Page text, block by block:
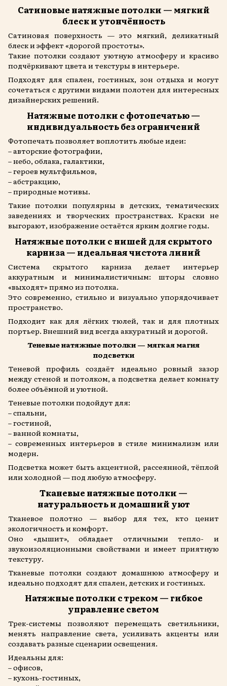
Сатиновые натяжные потолки — мягкий
блеск и утончённость
Сатиновая поверхность — это мягкий, деликатный
блеск и эффект «дорогой простоты».
Такие потолки создают уютную атмосферу и красиво
подчёркивают цвета и текстуры в интерьере.
Подходят для спален, гостиных, зон отдыха и могут
сочетаться с другими видами полотен для интересных
дизайнерских решений.
Натяжные потолки с фотопечатью —
индивидуальность без ограничений
Фотопечать позволяет воплотить любые идеи:
– авторские фотографии,
– небо, облака, галактики,
– героев мультфильмов,
– абстракцию,
– природные мотивы.
Такие потолки популярны в детских, тематических
заведениях и творческих пространствах. Краски не
выгорают, изображение остаётся ярким долгие годы.
Натяжные потолки с нишей для скрытого
карниза — идеальная чистота линий
Система скрытого карниза делает интерьер
аккуратным и минималистичным: шторы словно
«выходят» прямо из потолка.
Это современно, стильно и визуально упорядочивает
пространство.
Подходит как для лёгких тюлей, так и для плотных
портьер. Внешний вид всегда аккуратный и дорогой.
Теневые натяжные потолки — мягкая магия
подсветки
Теневой профиль создаёт идеально ровный зазор
между стеной и потолком, а подсветка делает комнату
более объёмной и уютной.
Теневые потолки подойдут для:
– спальни,
– гостиной,
– ванной комнаты,
– современных интерьеров в стиле минимализм или
модерн.
Подсветка может быть акцентной, рассеянной, тёплой
или холодной — под любую атмосферу.
Тканевые натяжные потолки —
натуральность и домашний уют
Тканевое полотно — выбор для тех, кто ценит
экологичность и комфорт.
Оно «дышит», обладает отличными тепло- и
звукоизоляционными свойствами и имеет приятную
текстуру.
Тканевые потолки создают домашнюю атмосферу и
идеально подходят для спален, детских и гостиных.
Натяжные потолки с треком — гибкое
управление светом
Трек-системы позволяют перемещать светильники,
менять направление света, усиливать акценты или
создавать разные сценарии освещения.
Идеальны для:
– офисов,
– кухонь-гостиных,